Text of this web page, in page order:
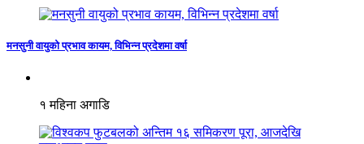
मनसुनी वायुको प्रभाव कायम, विभिन्न प्रदेशमा वर्षा
१ महिना अगाडि